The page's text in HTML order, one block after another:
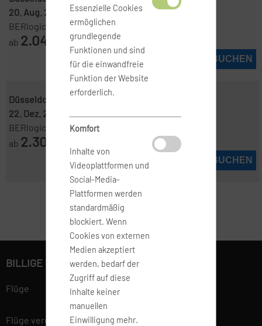
20. Aug. 2026
-24. Aug. 2026
BERlogic
ab 2.049
JETZT BUCHEN
Düsseldorf ( DUS )- Darwin ( DRW )
22. Dez. 2026
BERlogic
ab 2.300
JETZT BUCHEN
Essenzielle Cookies
ermöglichen
grundlegende
Funktionen und sind
für die einwandfreie
Funktion der Website
erforderlich.
Komfort
Inhalte von
Videoplattformen und
Social-Media-
Plattformen werden
standardmäßig
blockiert. Wenn
Cookies von externen
Medien akzeptiert
werden, bedarf der
Zugriff auf diese
Inhalte keiner
manuellen
Einwilligung mehr.
BILLIGE FLÜGE BUCHEN
Flüge
Flüge vergleichen